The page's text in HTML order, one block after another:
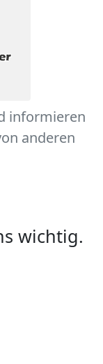
informieren
anderen
wichtig.